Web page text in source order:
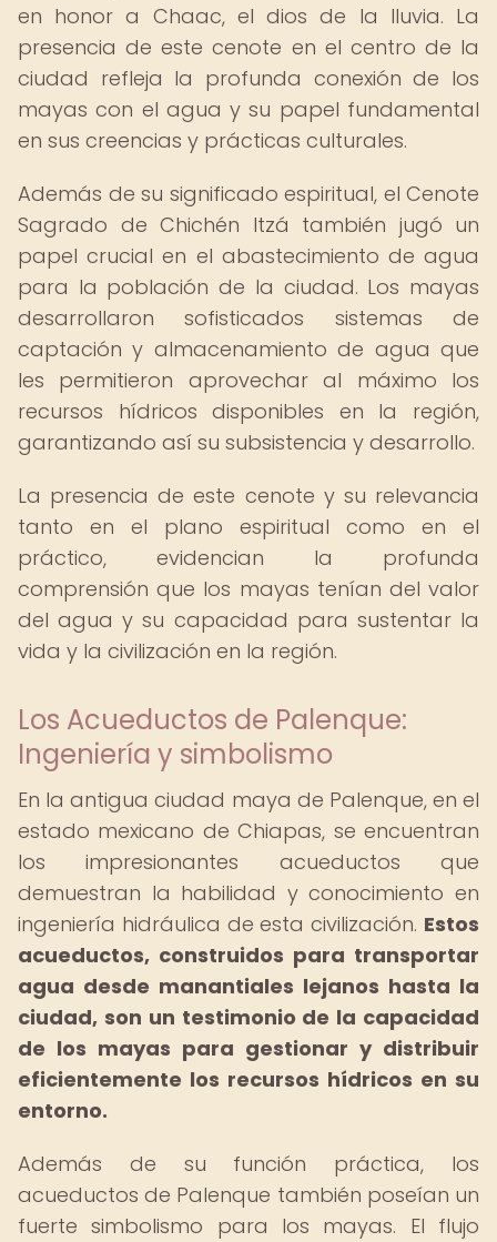
en honor a Chaac, el dios de la lluvia. La
presencia de este cenote en el centro de la
ciudad refleja la profunda conexión de los
mayas con el agua y su papel fundamental
en sus creencias y prácticas culturales.
Además de su significado espiritual, el Cenote
Sagrado de Chichén Itzá también jugó un
papel crucial en el abastecimiento de agua
para la población de la ciudad. Los mayas
desarrollaron sofisticados sistemas de
captación y almacenamiento de agua que
les permitieron aprovechar al máximo los
recursos hídricos disponibles en la región,
garantizando así su subsistencia y desarrollo.
La presencia de este cenote y su relevancia
tanto en el plano espiritual como en el
práctico, evidencian la profunda
comprensión que los mayas tenían del valor
del agua y su capacidad para sustentar la
vida y la civilización en la región.
Los Acueductos de Palenque:
Ingeniería y simbolismo
En la antigua ciudad maya de Palenque, en el
estado mexicano de Chiapas, se encuentran
los impresionantes acueductos que
demuestran la habilidad y conocimiento en
ingeniería hidráulica de esta civilización. Estos
acueductos, construidos para transportar
agua desde manantiales lejanos hasta la
ciudad, son un testimonio de la capacidad
de los mayas para gestionar y distribuir
eficientemente los recursos hídricos en su
entorno.
Además de su función práctica, los
acueductos de Palenque también poseían un
fuerte simbolismo para los mayas. El flujo